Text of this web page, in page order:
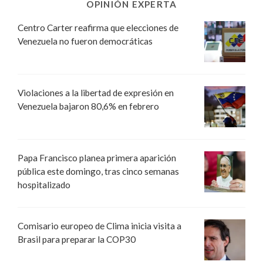
OPINIÓN EXPERTA
Centro Carter reafirma que elecciones de
Venezuela no fueron democráticas
Violaciones a la libertad de expresión en
Venezuela bajaron 80,6% en febrero
Papa Francisco planea primera aparición
pública este domingo, tras cinco semanas
hospitalizado
Comisario europeo de Clima inicia visita a
Brasil para preparar la COP30